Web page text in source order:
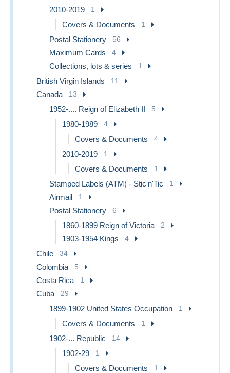
2010-2019 1
Covers & Documents 1
Postal Stationery 56
Maximum Cards 4
Collections, lots & series 1
British Virgin Islands 11
Canada 13
1952-.... Reign of Elizabeth II 5
1980-1989 4
Covers & Documents 4
2010-2019 1
Covers & Documents 1
Stamped Labels (ATM) - Stic'n'Tic 1
Airmail 1
Postal Stationery 6
1860-1899 Reign of Victoria 2
1903-1954 Kings 4
Chile 34
Colombia 5
Costa Rica 1
Cuba 29
1899-1902 United States Occupation 1
Covers & Documents 1
1902-... Republic 14
1902-29 1
Covers & Documents 1